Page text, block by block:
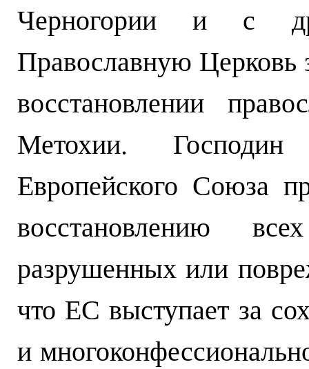
Черногории и с
Православную Церковь
восстановлении
Метохии.
Европейского Союза
восстановлению
разрушенных или
что ЕС выступает за
и